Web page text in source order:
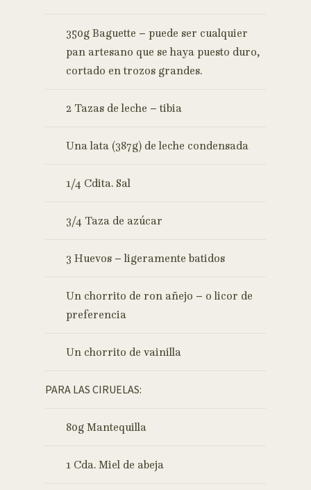
350g Baguette – puede ser cualquier
pan artesano que se haya puesto duro,
cortado en trozos grandes.
2 Tazas de leche – tibia
Una lata (387g) de leche condensada
1/4 Cdita. Sal
3/4 Taza de azúcar
3 Huevos – ligeramente batidos
Un chorrito de ron añejo – o licor de
preferencia
Un chorrito de vainilla
PARA LAS CIRUELAS:
80g Mantequilla
1 Cda. Miel de abeja